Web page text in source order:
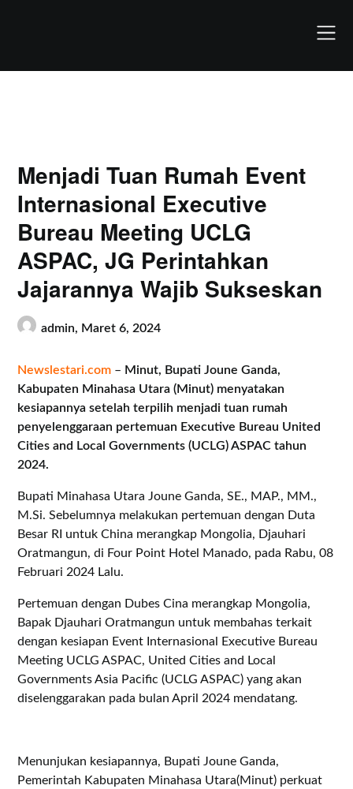
Menjadi Tuan Rumah Event
Internasional Executive
Bureau Meeting UCLG
ASPAC, JG Perintahkan
Jajarannya Wajib Sukseskan
admin, Maret 6, 2024
Newslestari.com – Minut, Bupati Joune Ganda,
Kabupaten Minahasa Utara (Minut) menyatakan
kesiapannya setelah terpilih menjadi tuan rumah
penyelenggaraan pertemuan Executive Bureau United
Cities and Local Governments (UCLG) ASPAC tahun
2024.
Bupati Minahasa Utara Joune Ganda, SE., MAP., MM.,
M.Si. Sebelumnya melakukan pertemuan dengan Duta
Besar RI untuk China merangkap Mongolia, Djauhari
Oratmangun, di Four Point Hotel Manado, pada Rabu, 08
Februari 2024 Lalu.
Pertemuan dengan Dubes Cina merangkap Mongolia,
Bapak Djauhari Oratmangun untuk membahas terkait
dengan kesiapan Event Internasional Executive Bureau
Meeting UCLG ASPAC, United Cities and Local
Governments Asia Pacific (UCLG ASPAC) yang akan
diselenggarakan pada bulan April 2024 mendatang.
Menunjukan kesiapannya, Bupati Joune Ganda,
Pemerintah Kabupaten Minahasa Utara(Minut) perkuat